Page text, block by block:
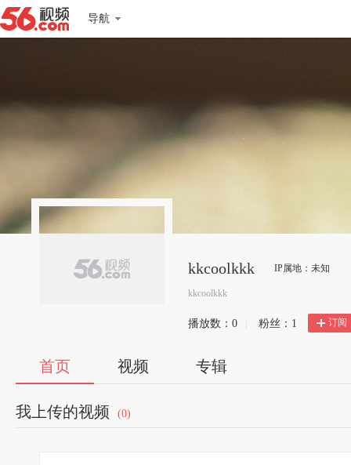
导航
kkcoolkkk IP属地：未知
kkcoolkkk
播放数： 0 粉丝： 1 订阅
首页 视频 专辑
我上传的视频 (0)